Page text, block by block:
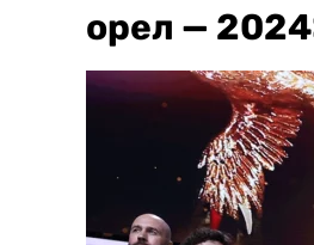
орел —